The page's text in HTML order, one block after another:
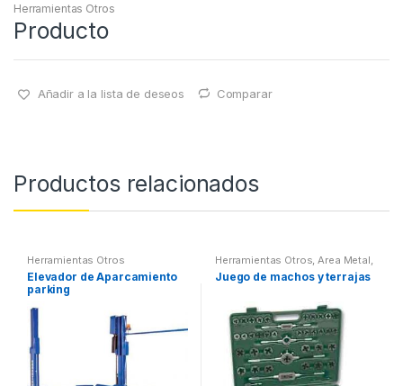
Herramientas Otros
Producto
Añadir a la lista de deseos Comparar
Productos relacionados
Herramientas Otros
Elevador de Aparcamiento
parking
Herramientas Otros,Area Metal,
Roscas, Herramientas ,
Maletines Herramientas,
Juego de machos y terrajas